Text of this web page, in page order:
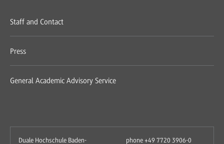
Staff and Contact
Press
General Academic Advisory Service
Duale Hochschule Baden- phone +49 7720 3906-0